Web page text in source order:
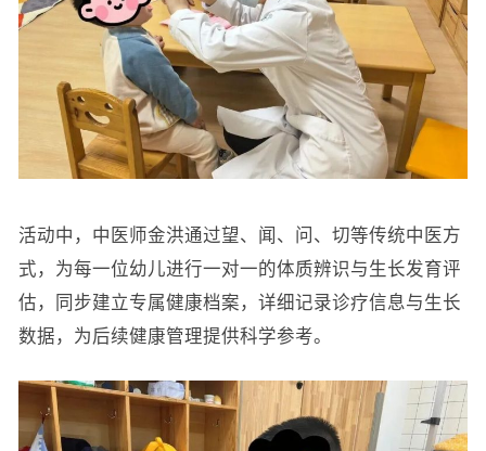
活动中，中医师金洪通过望、闻、问、切等传统中医方
式，为每一位幼儿进行一对一的体质辨识与生长发育评
估，同步建立专属健康档案，详细记录诊疗信息与生长
数据，为后续健康管理提供科学参考。